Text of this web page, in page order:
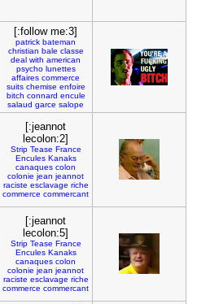
[:follow me:3]
patrick bateman
christian bale classe
deal with american
psycho lunettes
affaires commerce
suits chemise enfoire
bitch connard encule
salaud garce salope
[:jeannot
lecolon:2]
Strip Tease France
Encules Kanaks
canaques colon
colonie jean jeannot
raciste esclavage riche
commerce commercant
[:jeannot
lecolon:5]
Strip Tease France
Encules Kanaks
canaques colon
colonie jean jeannot
raciste esclavage riche
commerce commercant